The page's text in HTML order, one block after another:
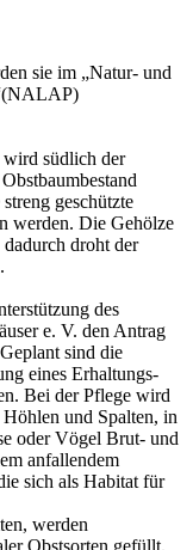
sie im „Natur- und
südlich der
geschützte
werden. Die Gehölze
dadurch droht der
des
e. V. den Antrag
sind die
eines Erhaltungs-
Bei der Pflege wird
und Spalten, in
oder Vögel Brut- und
anfallendem
sich als Habitat für
werden